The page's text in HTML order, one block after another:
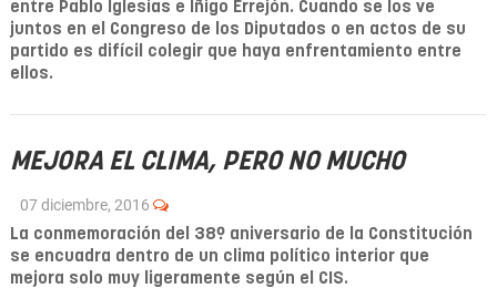
entre Pablo Iglesias e Íñigo Errejón. Cuando se los ve
juntos en el Congreso de los Diputados o en actos de su
partido es difícil colegir que haya enfrentamiento entre
ellos.
MEJORA EL CLIMA, PERO NO MUCHO
07 diciembre, 2016
La conmemoración del 38º aniversario de la Constitución
se encuadra dentro de un clima político interior que
mejora solo muy ligeramente según el CIS.